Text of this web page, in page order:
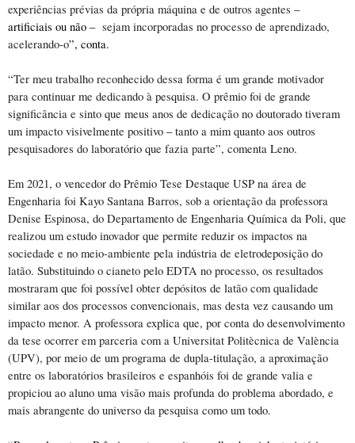
experiências prévias da própria máquina e de outros agentes –
artificiais ou não – sejam incorporadas no processo de aprendizado,
acelerando-o”, conta.
“Ter meu trabalho reconhecido dessa forma é um grande motivador
para continuar me dedicando à pesquisa. O prêmio foi de grande
significância e sinto que meus anos de dedicação no doutorado tiveram
um impacto visivelmente positivo – tanto a mim quanto aos outros
pesquisadores do laboratório que fazia parte”, comenta Leno.
Em 2021, o vencedor do Prêmio Tese Destaque USP na área de
Engenharia foi Kayo Santana Barros, sob a orientação da professora
Denise Espinosa, do Departamento de Engenharia Química da Poli, que
realizou um estudo inovador que permite reduzir os impactos na
sociedade e no meio-ambiente pela indústria de eletrodeposição do
latão. Substituindo o cianeto pelo EDTA no processo, os resultados
mostraram que foi possível obter depósitos de latão com qualidade
similar aos dos processos convencionais, mas desta vez causando um
impacto menor. A professora explica que, por conta do desenvolvimento
da tese ocorrer em parceria com a Universitat Politècnica de València
(UPV), por meio de um programa de dupla-titulação, a aproximação
entre os laboratórios brasileiros e espanhóis foi de grande valia e
propiciou ao aluno uma visão mais profunda do problema abordado, e
mais abrangente do universo da pesquisa como um todo.